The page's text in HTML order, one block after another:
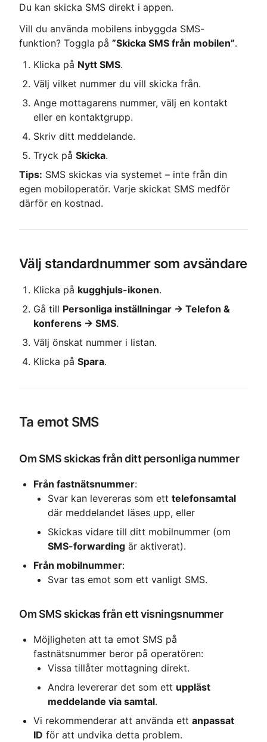
Du kan skicka SMS direkt i appen.
Vill du använda mobilens inbyggda SMS-
funktion? Toggla på ”Skicka SMS från mobilen”.
Klicka på Nytt SMS.
Välj vilket nummer du vill skicka från.
Ange mottagarens nummer, välj en kontakt
eller en kontaktgrupp.
Skriv ditt meddelande.
Tryck på Skicka.
Tips: SMS skickas via systemet – inte från din
egen mobiloperatör. Varje skickat SMS medför
därför en kostnad.
Välj standardnummer som avsändare
Klicka på kugghjuls-ikonen.
Gå till Personliga inställningar → Telefon &
konferens → SMS.
Välj önskat nummer i listan.
Klicka på Spara.
Ta emot SMS
Om SMS skickas från ditt personliga nummer
Från fastnätsnummer:
Svar kan levereras som ett telefonsamtal
där meddelandet läses upp, eller
Skickas vidare till ditt mobilnummer (om
SMS-forwarding är aktiverat).
Från mobilnummer:
Svar tas emot som ett vanligt SMS.
Om SMS skickas från ett visningsnummer
Möjligheten att ta emot SMS på
fastnätsnummer beror på operatören:
Vissa tillåter mottagning direkt.
Andra levererar det som ett uppläst
meddelande via samtal.
Vi rekommenderar att använda ett anpassat
ID för att undvika detta problem.